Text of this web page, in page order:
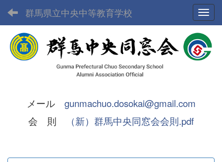
群馬県立中央中等教育学校
メール gunmachuo.dosokai@gmail.com
会 則
（新）群馬中央同窓会会則.pdf